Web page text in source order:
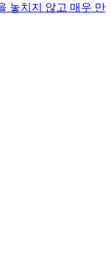
놓치지 않고 매우 만